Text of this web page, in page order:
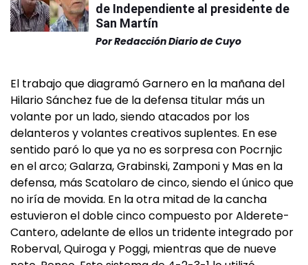
de Independiente al presidente de
San Martín
PorRedacción Diario de Cuyo
El trabajo que diagramó Garnero en la mañana del
Hilario Sánchez fue de la defensa titular más un
volante por un lado, siendo atacados por los
delanteros y volantes creativos suplentes. En ese
sentido paró lo que ya no es sorpresa con Pocrnjic
en el arco; Galarza, Grabinski, Zamponi y Mas en la
defensa, más Scatolaro de cinco, siendo el único que
no iría de movida. En la otra mitad de la cancha
estuvieron el doble cinco compuesto por Alderete-
Cantero, adelante de ellos un tridente integrado por
Roberval, Quiroga y Poggi, mientras que de nueve